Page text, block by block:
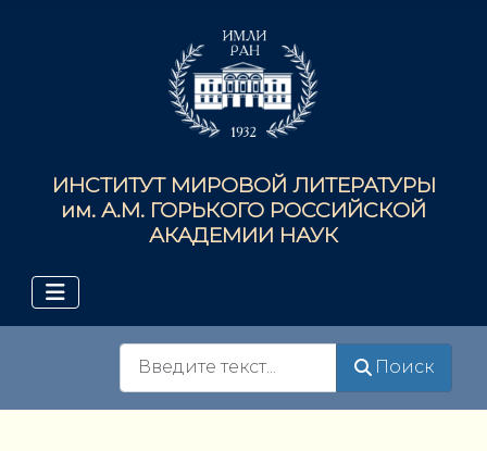
ИНСТИТУТ МИРОВОЙ ЛИТЕРАТУРЫ
им. А.М. ГОРЬКОГО РОССИЙСКОЙ
АКАДЕМИИ НАУК
Поиск